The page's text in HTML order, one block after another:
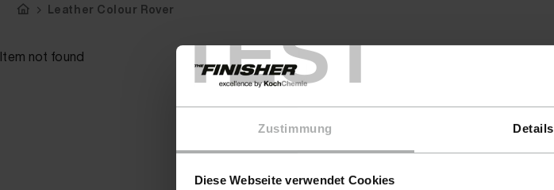
TEST
Zustimmung Details
Diese Webseite verwendet Cookies
Leather Colour Rover
Item not found